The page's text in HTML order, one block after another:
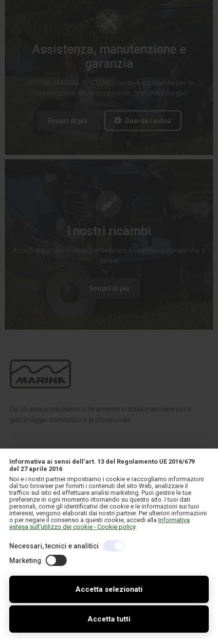
Assistenza, manutenzione e
garanzia
OFFICINE MARINA SYSTEMS, centri di eccellenza per la
manutenzione dei nostri prodotti, pretendi il meglio!
Scopri di più Guarda i video
I nostri ricambi
Accedi al portale ricambi per ordinare il ricambio originale che ti
serve!
Scopri di più
Da 30 anni produciamo interamente in Italia macchine per il
giardinaggio domestico e professionale
INFORMAZIONI
IL MIO ACCOUNT
Copyright © 2026 IT. Tutti i diritti riservati
Credits
Informativa ai sensi dell'art. 13 del Regolamento UE 2016/679
del 27 aprile 2016
Noi e i nostri partner impostiamo i cookie e raccogliamo informazioni
dal tuo browser per fornirti i contenuti del sito Web, analizzare il
traffico sul sito ed effettuare analisi marketing. Puoi gestire le tue
preferenze in ogni momento ritornando su questo sito. I tuoi dati
personali, come gli identificativi dei cookie e le informazioni sui tuoi
interessi, vengono elaborati dai nostri partner. Per ulteriori informazioni
o per negare il consenso a questi cookie, accedi alla Informativa
estesa sull'utilizzo dei cookie - Cookie policy.
Necessari, tecnici e analitici
Marketing
Accetta selezionati
Accetta tutti